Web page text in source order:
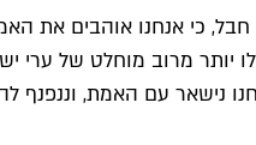
כי אנחנו אוהבים את
יותר מרוב מוחלט של
עם האמת, וננפנף